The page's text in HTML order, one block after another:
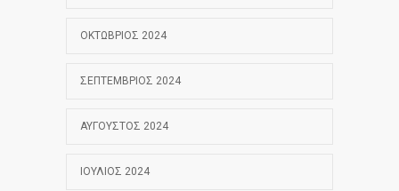
ΟΚΤΏΒΡΙΟΣ 2024
ΣΕΠΤΈΜΒΡΙΟΣ 2024
ΑΎΓΟΥΣΤΟΣ 2024
ΙΟΎΛΙΟΣ 2024